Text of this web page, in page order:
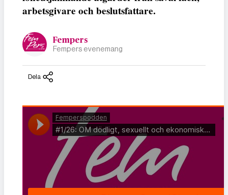
arbetsgivare och beslutsfattare.
Fempers
Fempers evenemang
Dela